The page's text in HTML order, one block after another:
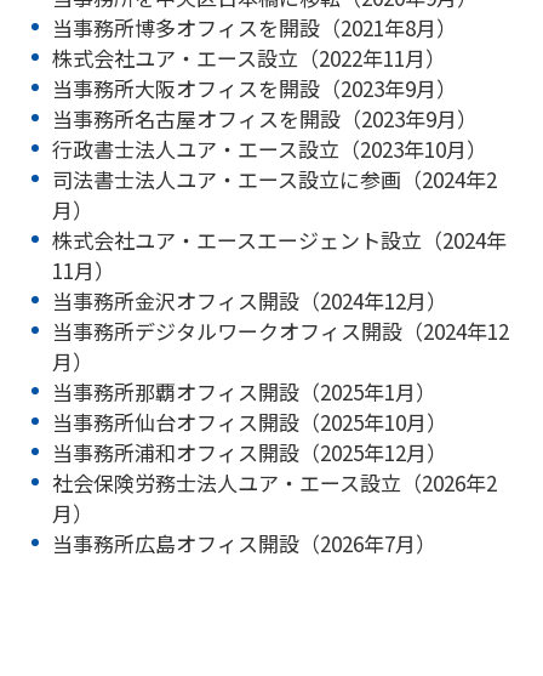
当事務所博多オフィスを開設（2021年8月）
株式会社ユア・エース設立（2022年11月）
当事務所大阪オフィスを開設（2023年9月）
当事務所名古屋オフィスを開設（2023年9月）
行政書士法人ユア・エース設立（2023年10月）
司法書士法人ユア・エース設立に参画（2024年2
月）
株式会社ユア・エースエージェント設立（2024年
11月）
当事務所金沢オフィス開設（2024年12月）
当事務所デジタルワークオフィス開設（2024年12
月）
当事務所那覇オフィス開設（2025年1月）
当事務所仙台オフィス開設（2025年10月）
当事務所浦和オフィス開設（2025年12月）
社会保険労務士法人ユア・エース設立（2026年2
月）
当事務所広島オフィス開設（2026年7月）